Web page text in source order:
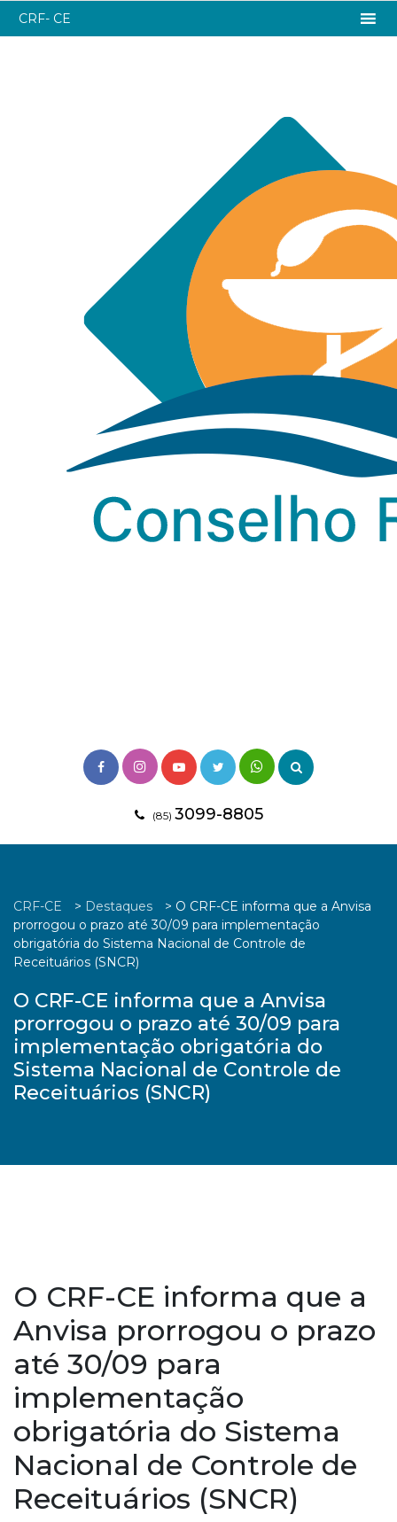
(85) 3099-8805
CRF- CE
CRF-CE > Destaques > O CRF-CE informa que a Anvisa
prorrogou o prazo até 30/09 para implementação
obrigatória do Sistema Nacional de Controle de
Receituários (SNCR)
O CRF-CE informa que a Anvisa
prorrogou o prazo até 30/09 para
implementação obrigatória do
Sistema Nacional de Controle de
Receituários (SNCR)
O CRF-CE informa que a
Anvisa prorrogou o prazo
até 30/09 para
implementação
obrigatória do Sistema
Nacional de Controle de
Receituários (SNCR)